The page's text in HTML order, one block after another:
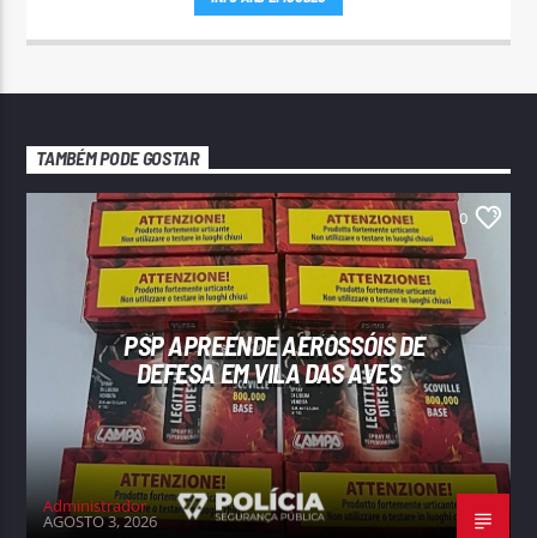
TAMBÉM PODE GOSTAR
0
PSP APREENDE AEROSSÓIS DE
DEFESA EM VILA DAS AVES
Administrador
AGOSTO 3, 2026